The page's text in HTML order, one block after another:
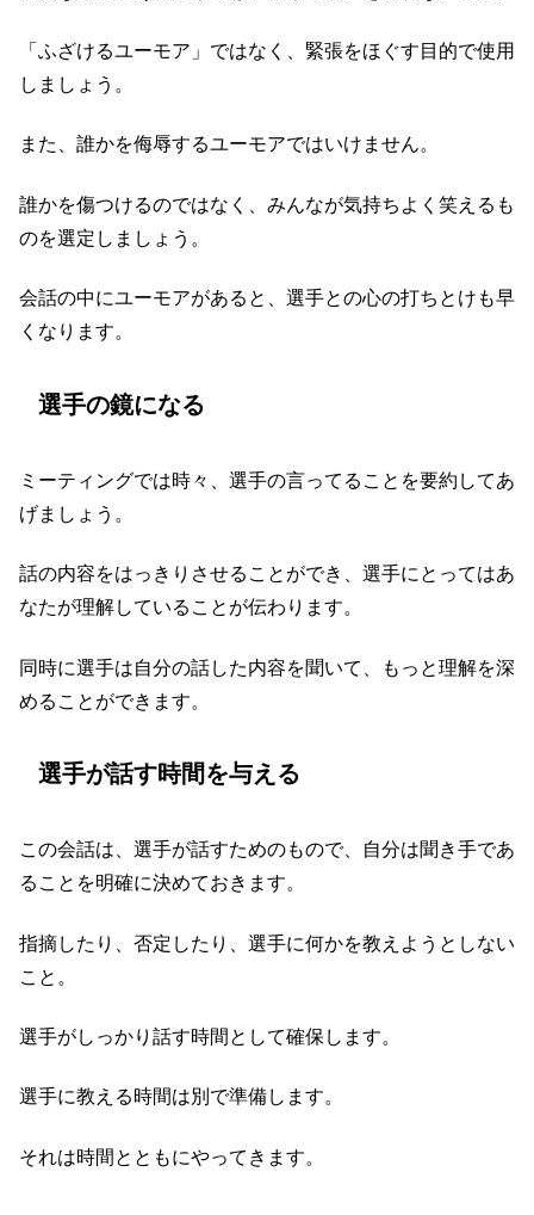
「ふざけるユーモア」ではなく、緊張をほぐす目的で使用
しましょう。
また、誰かを侮辱するユーモアではいけません。
誰かを傷つけるのではなく、みんなが気持ちよく笑えるも
のを選定しましょう。
会話の中にユーモアがあると、選手との心の打ちとけも早
くなります。
選手の鏡になる
ミーティングでは時々、選手の言ってることを要約してあ
げましょう。
話の内容をはっきりさせることができ、選手にとってはあ
なたが理解していることが伝わります。
同時に選手は自分の話した内容を聞いて、もっと理解を深
めることができます。
選手が話す時間を与える
この会話は、選手が話すためのもので、自分は聞き手であ
ることを明確に決めておきます。
指摘したり、否定したり、選手に何かを教えようとしない
こと。
選手がしっかり話す時間として確保します。
選手に教える時間は別で準備します。
それは時間とともにやってきます。